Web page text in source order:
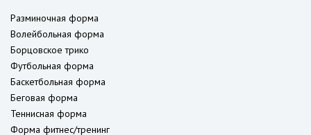
Разминочная форма
Волейбольная форма
Борцовское трико
Футбольная форма
Баскетбольная форма
Беговая форма
Теннисная форма
Форма фитнес/тренинг